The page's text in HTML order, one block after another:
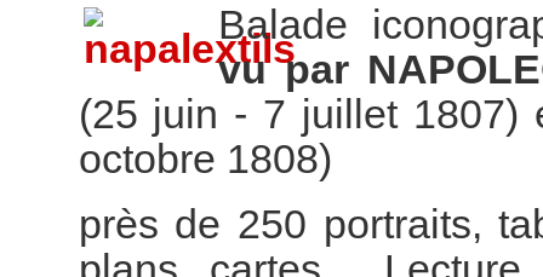
Balade
vu par
(25 juin - 7 juillet
octobre 1808)
près de 250 portraits,